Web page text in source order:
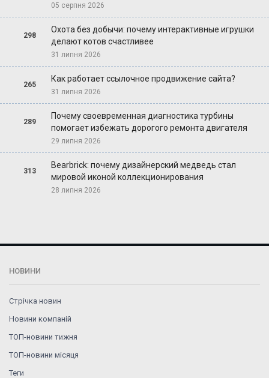
05 серпня 2026
298
Охота без добычи: почему интерактивные игрушки
делают котов счастливее
31 липня 2026
265
Как работает ссылочное продвижение сайта?
31 липня 2026
289
Почему своевременная диагностика турбины
помогает избежать дорогого ремонта двигателя
29 липня 2026
313
Bearbrick: почему дизайнерский медведь стал
мировой иконой коллекционирования
28 липня 2026
НОВИНИ
Стрічка новин
Новини компаній
ТОП-новини тижня
ТОП-новини місяця
Теги